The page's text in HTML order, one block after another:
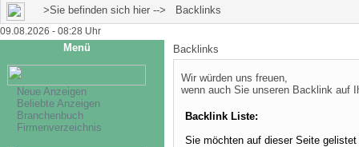
>Sie befinden sich hier --> Backlinks
09.08.2026 - 08:28 Uhr
Menü
Neue Anzeigen
Beliebte Anzeigen
Branchenbuch
Firmenverzeichnis
Backlinks
Wir würden uns freuen,
wenn auch Sie unseren Backlink auf
Backlink Liste:
Sie möchten auf dieser Seite gelistet